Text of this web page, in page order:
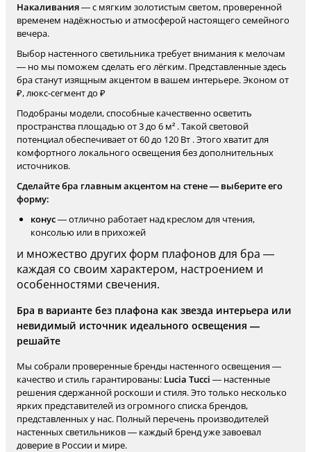
Накаливания— с мягким золотистым светом, проверенной
временем надёжностью и атмосферой настоящего семейного
вечера.
Выбор настенного светильника требует внимания к мелочам
— но мы поможем сделать его лёгким. Представленные здесь
бра станут изящным акцентом в вашем интерьере. Эконом от
₽, люкс-сегмент до ₽
Подобраны модели, способные качественно осветить
пространства площадью от 3 до 6 м² . Такой световой
потенциал обеспечивает от 60 до 120 Вт . Этого хватит для
комфортного локального освещения без дополнительных
источников.
Сделайте бра главным акцентом на стене — выберите его
форму:
конус— отлично работает над креслом для чтения,
консолью или в прихожей
и множество других форм плафонов для бра —
каждая со своим характером, настроением и
особенностями свечения.
Бра в варианте без плафона как звезда интерьера или
невидимый источник идеального освещения —
решайте
Мы собрали проверенные бренды настенного освещения —
качество и стиль гарантированы: Lucia Tucci — настенные
решения сдержанной роскоши и стиля. Это только несколько
ярких представителей из огромного списка брендов,
представленных у нас. Полный перечень производителей
настенных светильников — каждый бренд уже завоевал
доверие в России и мире.